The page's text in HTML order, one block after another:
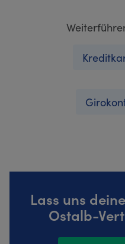
Lass uns
Ostalb-